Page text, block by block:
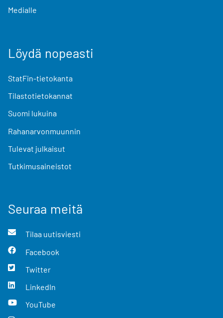
Medialle
Löydä nopeasti
StatFin-tietokanta
Tilastotietokannat
Suomi lukuina
Rahanarvonmuunnin
Tulevat julkaisut
Tutkimusaineistot
Seuraa meitä
Tilaa uutisviesti
Facebook
Twitter
LinkedIn
YouTube